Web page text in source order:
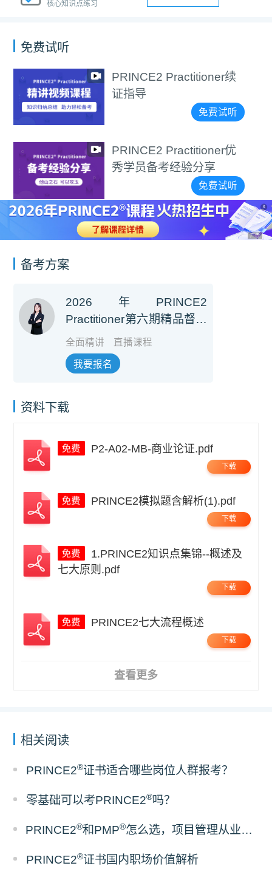
核心知识点练习
免费试听
PRINCE2 Practitioner续
证指导
免费试听
PRINCE2 Practitioner优
秀学员备考经验分享
免费试听
X
广告
备考方案
2026年PRINCE2
Practitioner第六期精品督学
班【第七版】（培训费+考
试费）
全面精讲 直播课程
我要报名
资料下载
P2-A02-MB-商业论证.pdf
下载
PRINCE2模拟题含解析(1).pdf
下载
七大原则.pdf
下载
PRINCE2七大流程概述
下载
查看更多
相关阅读
PRINCE2®证书适合哪些岗位人群报考？
零基础可以考PRINCE2®吗？
PRINCE2®和PMP®怎么选，项目管理从业者报考指南
PRINCE2®证书国内职场价值解析